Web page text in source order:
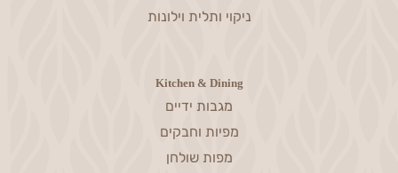
ניקוי ותלית וילונות
Kitchen & Dining
מגבות ידיים
מפיות וחבקים
מפות שולחן